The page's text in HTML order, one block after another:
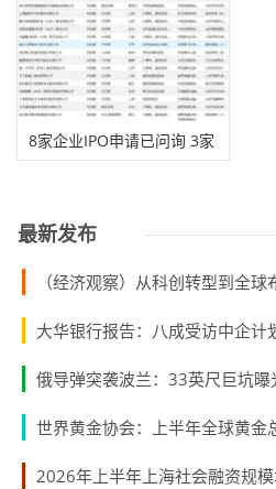
8家企业IPO申请已问询 3家
最新发布
（经济观察）从科创转型到全球
大华银行报告：八成受访中企计
俄导弹突袭波兰：33英尺巨坑曝
世界黄金协会：上半年全球黄金
2026年上半年上海社会融资规